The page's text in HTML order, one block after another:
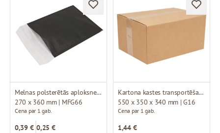
Melnas polsterētās aploksnes H18
270 x 360 mm | MFG66
Cena par 1 gab.
0,39 € 0,25 €
Kartona kastes transportēšanai
550 x 350 x 340 mm | G16
Cena par 1 gab.
1,44 €